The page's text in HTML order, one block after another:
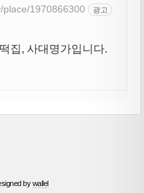
1970866300 광고
집, 사대명가입니다.
bywallel